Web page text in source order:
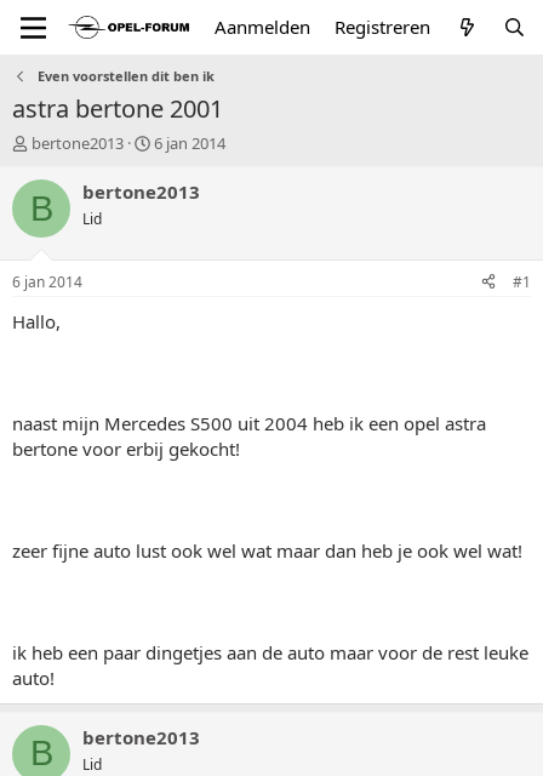
Aanmelden Registreren
Even voorstellen dit ben ik
astra bertone 2001
T
p
a
r
bertone2013
S
a
6 jan 2014
B bertone2013
Lid
6 jan 2014 #1
Hallo,
naast mijn Mercedes S500 uit 2004 heb ik een opel astra
bertone voor erbij gekocht!
zeer fijne auto lust ook wel wat maar dan heb je ook wel wat!
ik heb een paar dingetjes aan de auto maar voor de rest leuke
auto!
B bertone2013
Lid